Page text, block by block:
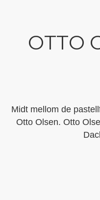
OTTO
Midt mellom de
Otto Olsen. Otto